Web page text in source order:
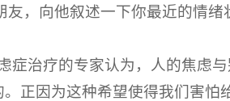
，向他叙述一下你最近的情绪
症治疗的专家认为，人的焦虑
正因为这种希望使得我们害怕